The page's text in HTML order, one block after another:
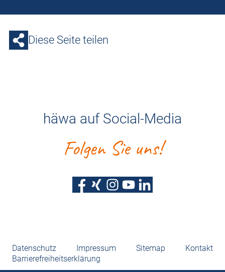
Diese Seite teilen
häwa auf Social-Media
Folgen Sie uns!
Datenschutz Impressum Sitemap
Kontakt
Barrierefreiheitserklärung